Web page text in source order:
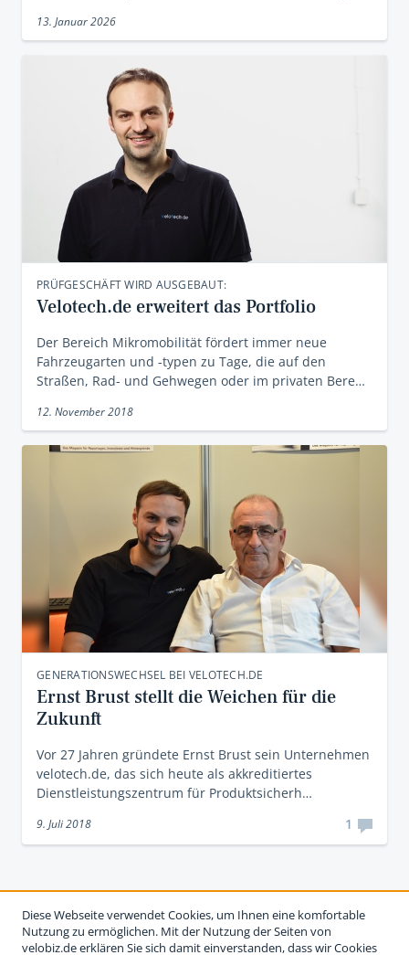
13. Januar 2026
PRÜFGESCHÄFT WIRD AUSGEBAUT:
Velotech.de erweitert das Portfolio
Der Bereich Mikromobilität fördert immer neue
Fahrzeugarten und -typen zu Tage, die auf den
Straßen, Rad- und Gehwegen oder im privaten Bere…
12. November 2018
GENERATIONSWECHSEL BEI VELOTECH.DE
Ernst Brust stellt die Weichen für die
Zukunft
Vor 27 Jahren gründete Ernst Brust sein Unternehmen
velotech.de, das sich heute als akkreditiertes
Dienstleistungszentrum für Produktsicherh…
9. Juli 2018 1
Diese Webseite verwendet Cookies, um Ihnen eine komfortable
Nutzung zu ermöglichen. Mit der Nutzung der Seiten von
velobiz.de erklären Sie sich damit einverstanden, dass wir Cookies